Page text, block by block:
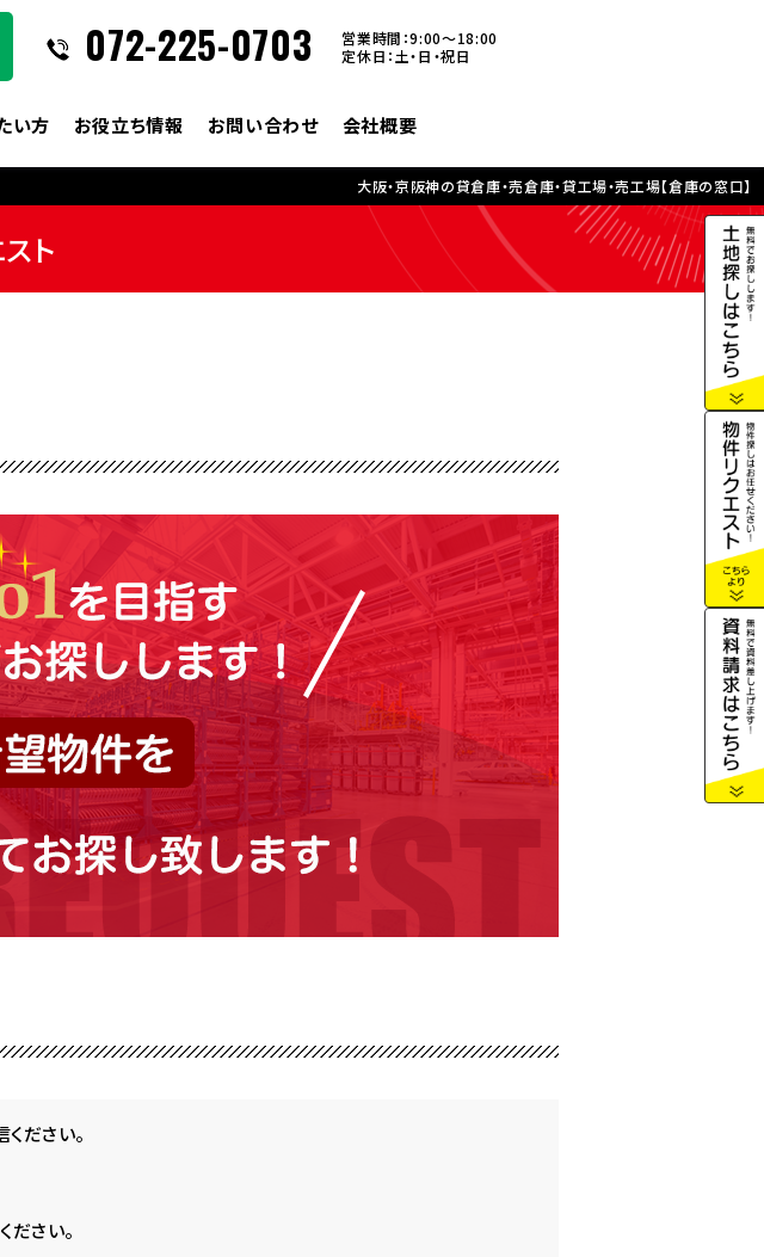
072-225-0703
営業時間：9:00～18:00
定休日：土・日・祝日
い方 お役立ち情報 お問い合わせ 会社概要
大阪・京阪神の貸倉庫・売倉庫・貸工場・売工場【倉庫の窓口】
ト
ださい。
さい。